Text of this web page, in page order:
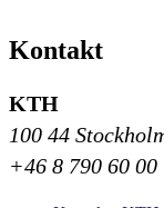
Kontakt
KTH
100 44
+46 8 790 60 00